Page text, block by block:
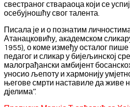
свестраног ствараоца који се
осебујношћу свог талента.
Писала је и о познатим
Атанацковићу, академском
1955), о коме између осталог пише
педагог и сликар у бијељинској
малограђански амбијент
уносио љепоту и хармонију
његове смрти наставиле да живе
дјелима’’.